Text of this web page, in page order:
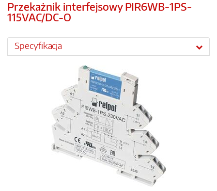
Przekażnik interfejsowy PIR6WB-1PS-
115VAC/DC-O
Specyfikacja